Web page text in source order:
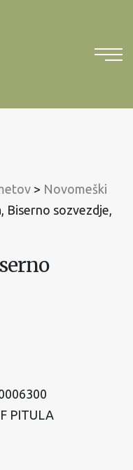
> Novomeški
Biserno sozvezdje,
PITULA